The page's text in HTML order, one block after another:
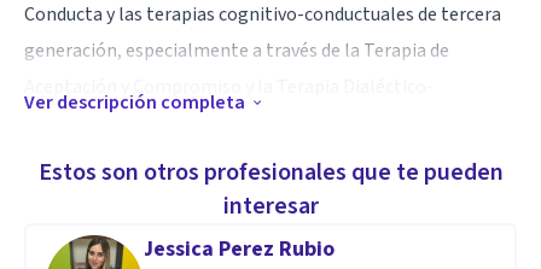
Conducta y las terapias cognitivo-conductuales de tercera
generación, especialmente a través de la Terapia de
Al mismo tiempo, ocupo actualmente el puesto de docente
auxiliar en la asignatura "Seminario I - Taller de
Ver descripción completa
Estos son otros profesionales que te pueden
interesar
Jessica Perez Rubio